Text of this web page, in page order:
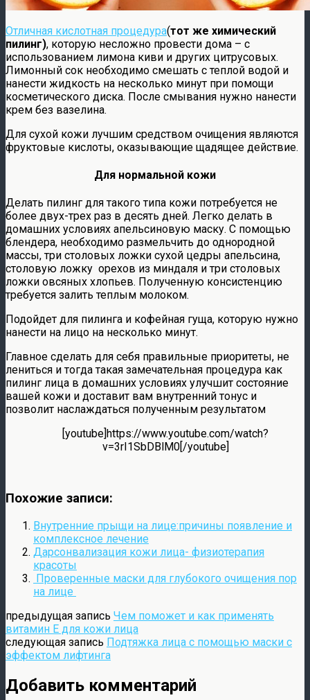
Отличная кислотная процедура(тот же химический
пилинг), которую несложно провести дома – с
использованием лимона киви и других цитрусовых.
Лимонный сок необходимо смешать с теплой водой и
нанести жидкость на несколько минут при помощи
косметического диска. После смывания нужно нанести
крем без вазелина.
Для сухой кожи лучшим средством очищения являются
фруктовые кислоты, оказывающие щадящее действие.
Для нормальной кожи
Делать пилинг для такого типа кожи потребуется не
более двух-трех раз в десять дней. Легко делать в
домашних условиях апельсиновую маску. С помощью
блендера, необходимо размельчить до однородной
массы, три столовых ложки сухой цедры апельсина,
столовую ложку орехов из миндаля и три столовых
ложки овсяных хлопьев. Полученную консистенцию
требуется залить теплым молоком.
Подойдет для пилинга и кофейная гуща, которую нужно
нанести на лицо на несколько минут.
Главное сделать для себя правильные приоритеты, не
лениться и тогда такая замечательная процедура как
пилинг лица в домашних условиях улучшит состояние
вашей кожи и доставит вам внутренний тонус и
позволит наслаждаться полученным результатом
[youtube]https://www.youtube.com/watch?
v=3rI1SbDBlM0[/youtube]
Похожие записи:
Внутренние прыщи на лице:причины появление и
комплексное лечение
Дарсонвализация кожи лица- физиотерапия
красоты
Проверенные маски для глубокого очищения пор
на лице
предыдущая запись Чем поможет и как применять
витамин Е для кожи лица
следующая запись Подтяжка лица с помощью маски с
эффектом лифтинга
Добавить комментарий